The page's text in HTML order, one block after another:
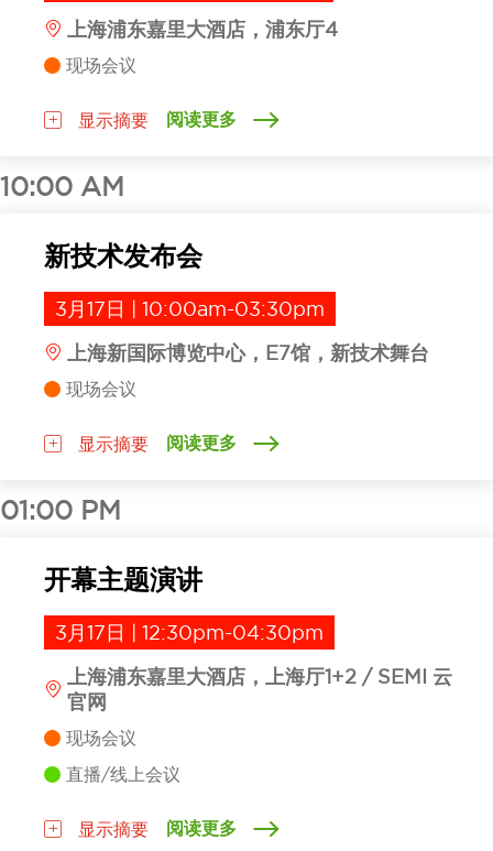
上海浦东嘉里大酒店，浦东厅4
现场会议
显示摘要 阅读更多
10:00 AM
新技术发布会
3月17日 | 10:00am-03:30pm
上海新国际博览中心，E7馆，新技术舞台
现场会议
显示摘要 阅读更多
01:00 PM
开幕主题演讲
3月17日 | 12:30pm-04:30pm
上海浦东嘉里大酒店，上海厅1+2 / SEMI 云
官网
现场会议
直播/线上会议
显示摘要 阅读更多